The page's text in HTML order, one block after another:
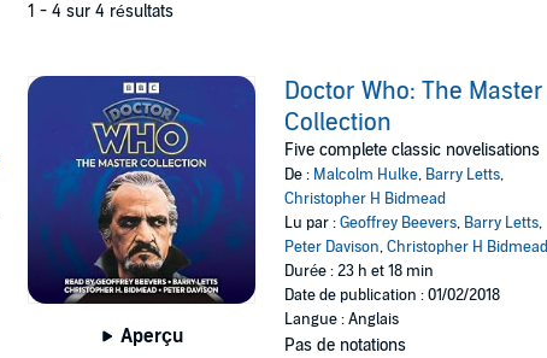
1 - 4 sur 4 résultats
Aperçu
Doctor Who: The Master
Collection
Five complete classic novelisations
De : Malcolm Hulke, Barry Letts,
Christopher H Bidmead
Lu par :Geoffrey Beevers, Barry Letts,
Peter Davison,Christopher H Bidmead
Durée : 23 h et 18 min
Date de publication : 01/02/2018
Langue : Anglais
Pas de notations